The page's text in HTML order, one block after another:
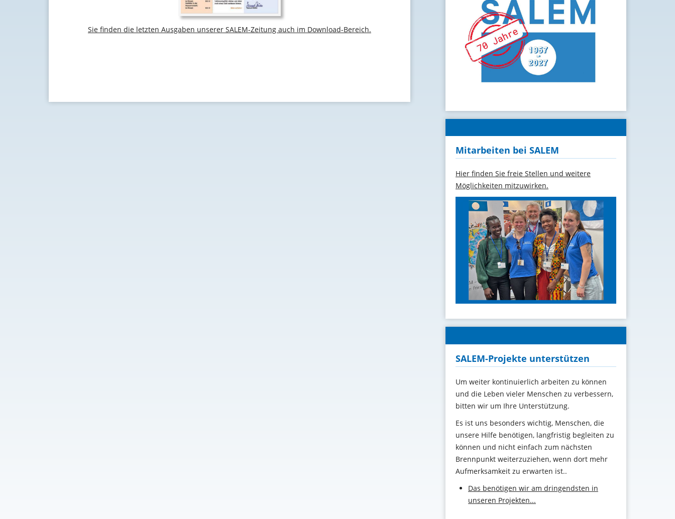
Sie finden die letzten Ausgaben unserer SALEM-Zeitung auch im Download-Bereich.
Mitarbeiten bei SALEM
Hier finden Sie freie Stellen und weitere
Möglichkeiten mitzuwirken.
SALEM-Projekte unterstützen
Um weiter kontinuierlich arbeiten zu können
und die Leben vieler Menschen zu verbessern,
bitten wir um Ihre Unterstützung.
Es ist uns besonders wichtig, Menschen, die
unsere Hilfe benötigen, langfristig begleiten zu
können und nicht einfach zum nächsten
Brennpunkt weiterzuziehen, wenn dort mehr
Aufmerksamkeit zu erwarten ist..
Das benötigen wir am dringendsten in
unseren Projekten...